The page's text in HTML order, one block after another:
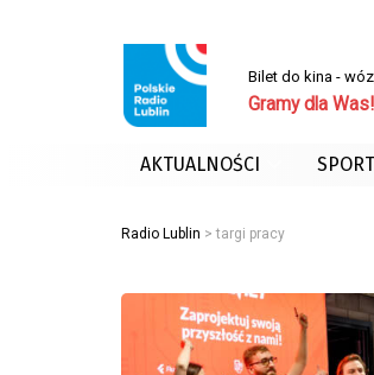
Bilet do kina -
Gramy dla Was!
AKTUALNOŚCI SPORT
Radio Lublin >targi pracy